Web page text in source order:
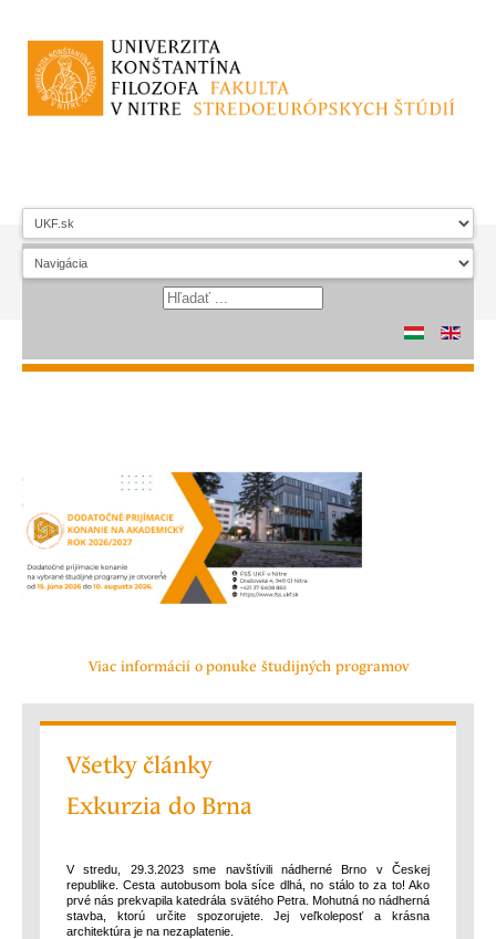
Viac informácií o ponuke študijných programov
Všetky články
Exkurzia do Brna
V stredu, 29.3.2023 sme navštívili nádherné Brno v Českej
republike. Cesta autobusom bola síce dlhá, no stálo to za to! Ako
prvé nás prekvapila katedrála svätého Petra. Mohutná no nádherná
stavba, ktorú určite spozorujete. Jej veľkoleposť a krásna
architektúra je na nezaplatenie.